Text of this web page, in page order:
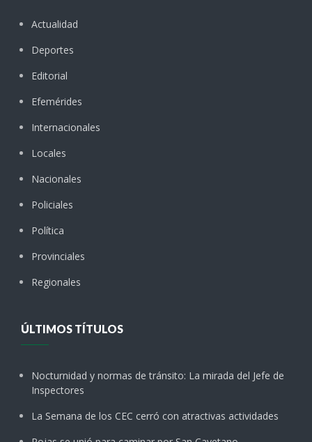
Actualidad
Deportes
Editorial
Efemérides
Internacionales
Locales
Nacionales
Policiales
Política
Provinciales
Regionales
ÚLTIMOS TÍTULOS
Nocturnidad y normas de tránsito: La mirada del Jefe de
Inspectores
La Semana de los CEC cerró con atractivas actividades